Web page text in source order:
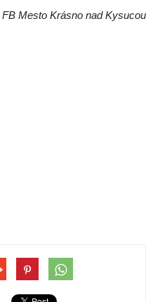
Mesto Krásno nad Kysucou